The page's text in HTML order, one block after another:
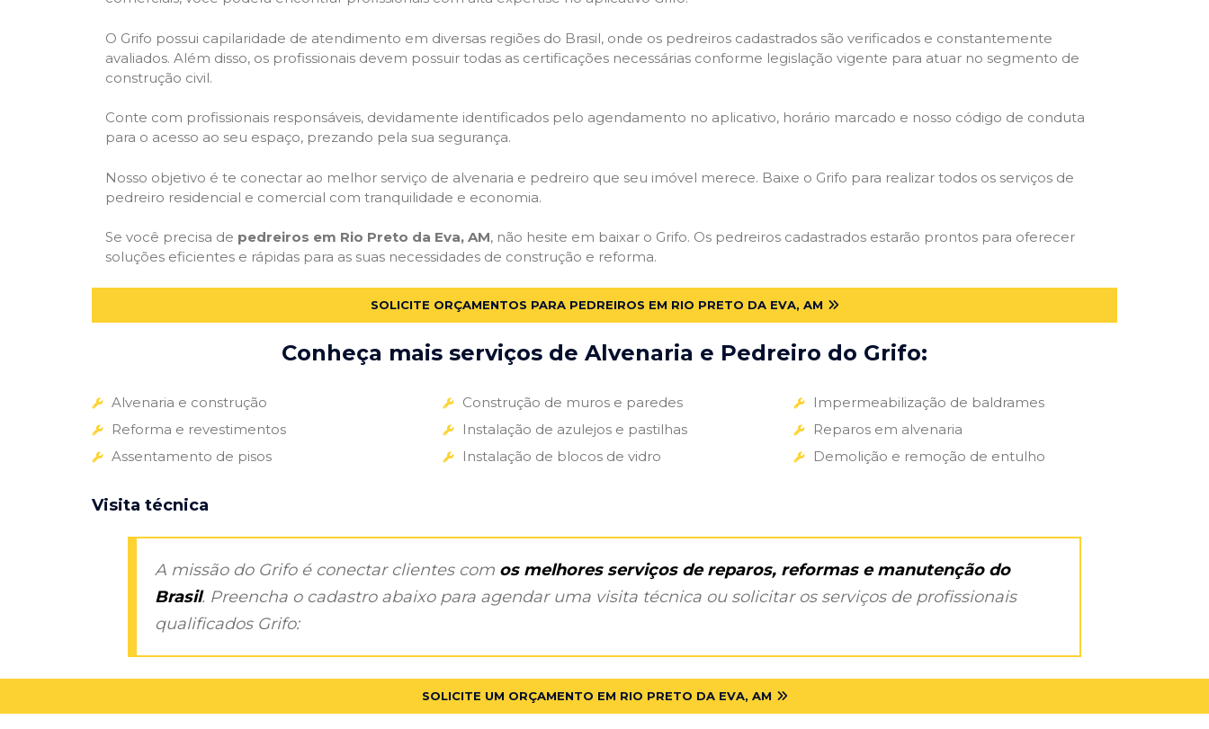
O Grifo possui capilaridade de atendimento em diversas regiões do Brasil, onde os pedreiros cadastrados são verificados e constantemente
avaliados. Além disso, os profissionais devem possuir todas as certificações necessárias conforme legislação vigente para atuar no segmento de
construção civil.
Conte com profissionais responsáveis, devidamente identificados pelo agendamento no aplicativo, horário marcado e nosso código de conduta
para o acesso ao seu espaço, prezando pela sua segurança.
Nosso objetivo é te conectar ao melhor serviço de alvenaria e pedreiro que seu imóvel merece. Baixe o Grifo para realizar todos os serviços de
pedreiro residencial e comercial com tranquilidade e economia.
Se você precisa de pedreiros em Rio Preto da Eva, AM, não hesite em baixar o Grifo. Os pedreiros cadastrados estarão prontos para oferecer
soluções eficientes e rápidas para as suas necessidades de construção e reforma.
SOLICITE ORÇAMENTOS PARA PEDREIROS EM RIO PRETO DA EVA, AM
Conheça mais serviços de Alvenaria e Pedreiro do Grifo:
Alvenaria e construção
Reforma e revestimentos
Assentamento de pisos
Construção de muros e paredes
Instalação de azulejos e pastilhas
Instalação de blocos de vidro
Impermeabilização de baldrames
Reparos em alvenaria
Demolição e remoção de entulho
Visita técnica
A missão do Grifo é conectar clientes com os melhores serviços de reparos, reformas e manutenção do
Brasil. Preencha o cadastro abaixo para agendar uma visita técnica ou solicitar os serviços de profissionais
qualificados Grifo:
SOLICITE UM ORÇAMENTO EM RIO PRETO DA EVA, AM